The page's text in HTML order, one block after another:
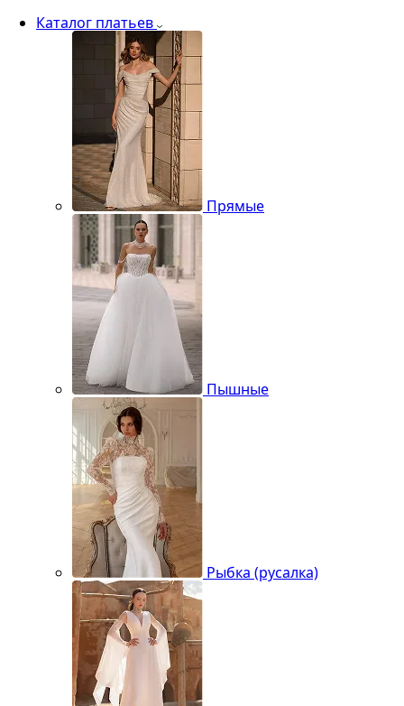
Каталог платьев
Прямые
Пышные
Рыбка (русалка)